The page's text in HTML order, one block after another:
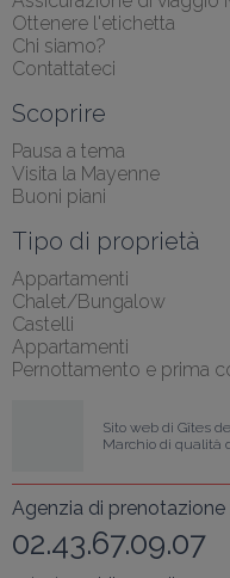
Ottenere l'etichetta
Chi siamo?
Contattateci
Scoprire
Pausa a tema
Visita la Mayenne
Buoni piani
Tipo di proprietà
Appartamenti
Chalet/Bungalow
Castelli
Appartamenti
Pernottamento e prima
Sito web di Gîtes
Marchio di qualità
Agenzia di prenotazione
02.43.67.09.07